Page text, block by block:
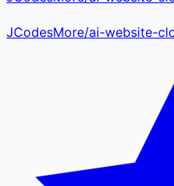
JCodesMore/ai-website-